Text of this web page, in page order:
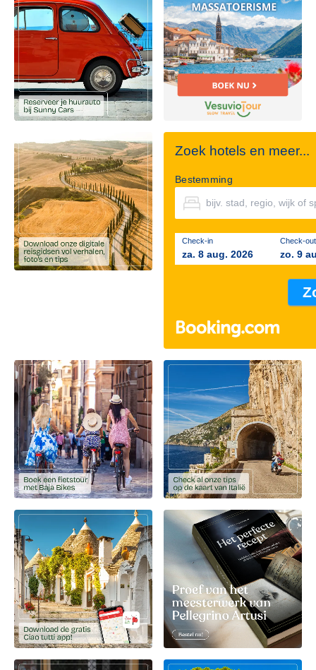
Zoek hotels en meer...
Bestemming
Check-in
za. 8 aug. 2026
Check-out
zo. 9